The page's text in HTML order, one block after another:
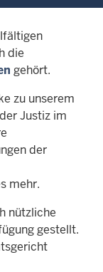
die
gehört.
zu unserem
der Justiz im
der
mehr.
nützliche
gestellt.